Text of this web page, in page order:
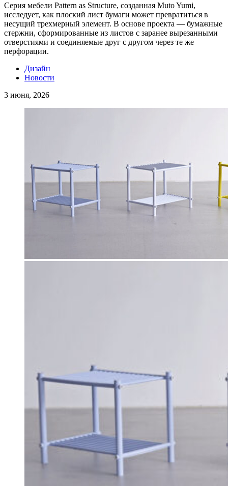
Серия мебели Pattern as Structure, созданная Muto Yumi,
исследует, как плоский лист бумаги может превратиться в
несущий трехмерный элемент. В основе проекта — бумажные
стержни, сформированные из листов с заранее вырезанными
отверстиями и соединяемые друг с другом через те же
перфорации.
Дизайн
Новости
3 июня, 2026